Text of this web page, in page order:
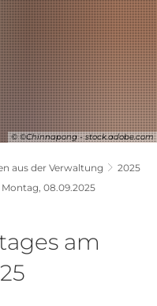
© ©Chinnapong - stock.adobe.com
aus der Verwaltung
2025
08.09.2025
am